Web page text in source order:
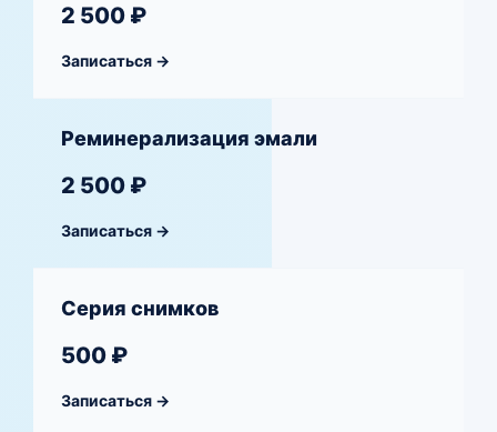
2 500 ₽
Записаться →
Реминерализация эмали
2 500 ₽
Записаться →
Серия снимков
500 ₽
Записаться →